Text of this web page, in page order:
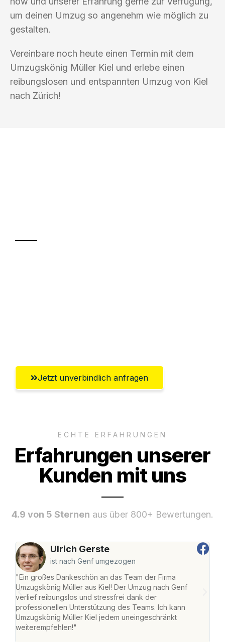
um deinen Umzug so angenehm wie möglich zu
gestalten.
Vereinbare noch heute einen Termin mit dem
Umzugskönig Müller Kiel und erlebe einen
reibungslosen und entspannten Umzug von Kiel
nach Zürich!
Jetzt unverbindlich anfragen
ECHTE ERFAHRUNGEN
Erfahrungen unserer
Kunden mit uns
4.9 von 5 Sternen aus über 800+ Bewertungen.
Ulrich Gerste
ist nach Genf umgezogen
"Ein großes Dankeschön an das Team der Firma
Umzugskönig Müller aus Kiel! Der Umzug nach Genf
verlief reibungslos und stressfrei dank der
professionellen Unterstützung des Teams. Ich kann
Umzugskönig Müller Kiel jedem uneingeschränkt
weiterempfehlen!"